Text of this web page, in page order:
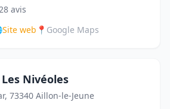
avis
Site web 📍 Google Maps
Nivéoles
73340 Aillon-le-Jeune